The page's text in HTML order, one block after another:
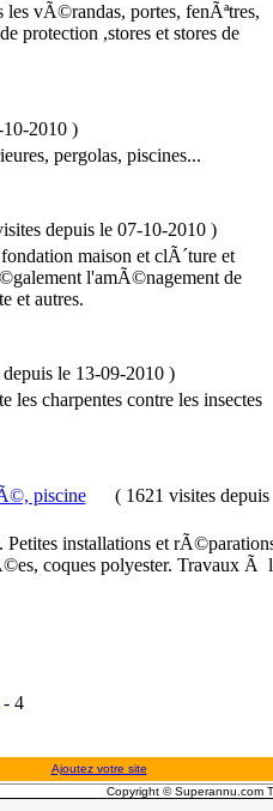
vÃ©randas, portes, fenÃªtres,
protection ,stores et stores de
10-2010)
pergolas, piscines...
depuis le 07-10-2010)
maison et clÃ´ture et
l'amÃ©nagement de
et autres.
depuis le 13-09-2010)
charpentes contre les insectes
piscine(1621 visites depuis
installations et
coques polyester. Travaux Ã
4
Ajoutez votre site
Copyright © Superannu.com